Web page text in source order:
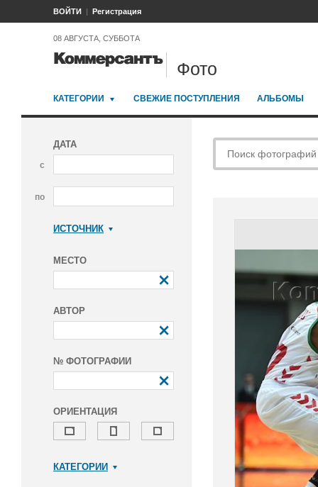
ВОЙТИ Регистрация
08 АВГУСТА, СУББОТА
Фото
КАТЕГОРИИ СВЕЖИЕ ПОСТУПЛЕНИЯ АЛЬБОМЫ
ДАТА
с
по
ИСТОЧНИК
МЕСТО
АВТОР
№ ФОТОГРАФИИ
ОРИЕНТАЦИЯ
КАТЕГОРИИ